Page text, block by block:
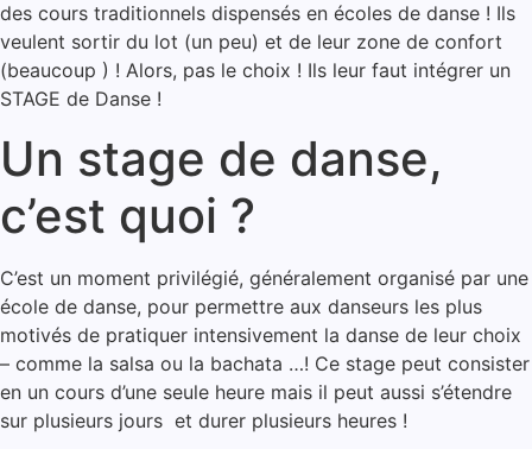
des cours traditionnels dispensés en écoles de danse ! Ils
veulent sortir du lot (un peu) et de leur zone de confort
(beaucoup ) ! Alors, pas le choix ! Ils leur faut intégrer un
STAGE de Danse !
Un stage de danse,
c’est quoi ?
C’est un moment privilégié, généralement organisé par une
école de danse, pour permettre aux danseurs les plus
motivés de pratiquer intensivement la danse de leur choix
– comme la salsa ou la bachata …! Ce stage peut consister
en un cours d’une seule heure mais il peut aussi s’étendre
sur plusieurs jours et durer plusieurs heures !